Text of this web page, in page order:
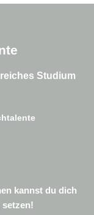
Studium
kannst du dich